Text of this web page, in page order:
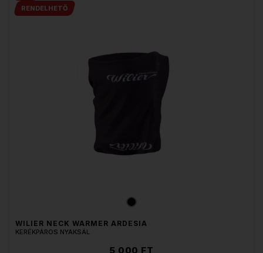
RENDELHETŐ
WILIER NECK WARMER ARDESIA
KERÉKPÁROS NYAKSÁL
5 000 FT